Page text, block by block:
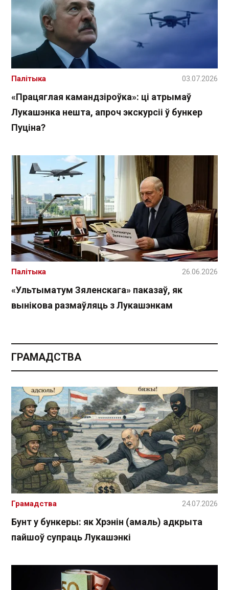
«Працяглая камандзіроўка»: ці атрымаў
Лукашэнка нешта, апроч экскурсіі ў бункер
Пуціна?
Палітыка 03.07.2026
«Ультыматум Зяленскага» паказаў, як
вынікова размаўляць з Лукашэнкам
Палітыка 26.06.2026
ГРАМАДСТВА
Бунт у бункеры: як Хрэнін (амаль) адкрыта
пайшоў супраць Лукашэнкі
Грамадства 24.07.2026